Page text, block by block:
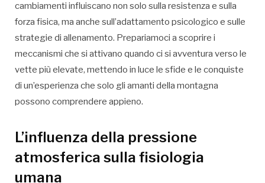
cambiamenti influiscano non solo sulla resistenza e sulla
forza fisica, ma anche sull’adattamento psicologico e sulle
strategie di allenamento. Prepariamoci a scoprire i
meccanismi che si attivano quando ci si avventura verso le
vette più elevate, mettendo in luce le sfide e le conquiste
di un’esperienza che solo gli amanti della montagna
possono comprendere appieno.
L’influenza della pressione
atmosferica sulla fisiologia
umana